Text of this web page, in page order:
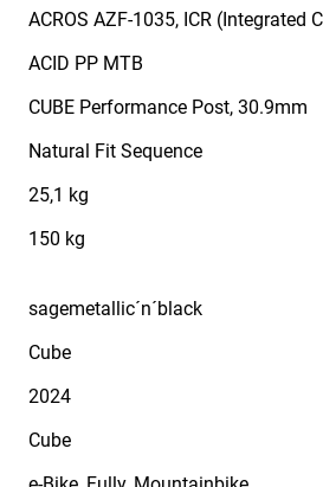
ACROS AZF-1035, ICR
ACID PP MTB
CUBE Performance Post, 30.9mm
Natural Fit Sequence
25,1 kg
150 kg
sagemetallic´n´black
Cube
2024
Cube